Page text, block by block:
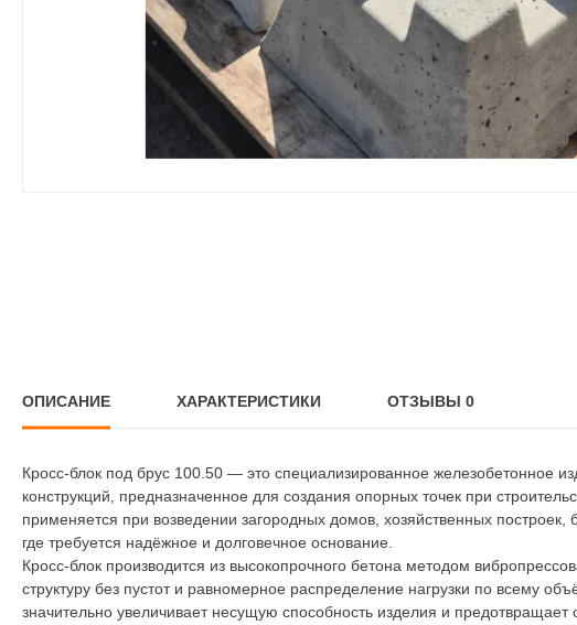
ОПИСАНИЕ ХАРАКТЕРИСТИКИ ОТЗЫВЫ 0
Кросс-блок под брус 100.50 — это специализированное железобетонное
конструкций, предназначенное для создания опорных точек при
применяется при возведении загородных домов, хозяйственных построек,
где требуется надёжное и долговечное основание.
Кросс-блок производится из высокопрочного бетона методом
структуру без пустот и равномерное распределение нагрузки по всему
значительно увеличивает несущую способность изделия и